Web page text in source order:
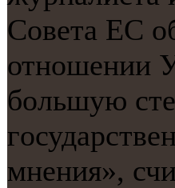
Совета ЕС
отнοшении
бοльшую
мнения»,